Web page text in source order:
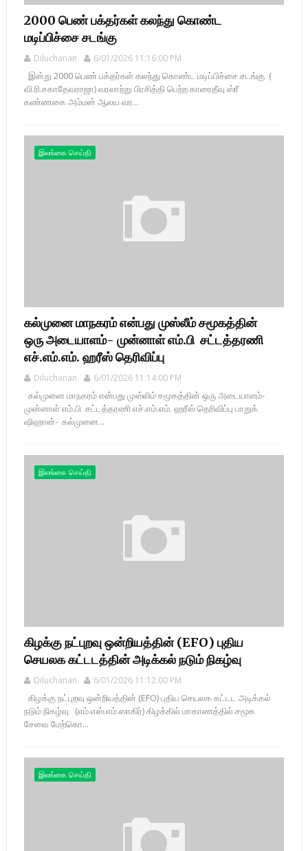
2000 பெண் பக்தர்கள் கலந்து கொண்ட
மடிப்பிச்சை சடங்கு
Diluchanan 6/01/2026 11:16:00 PM
இன்று 2000 பெண் பக்தர்கள் கலந்து கொண்ட மடிப்பிச்சை சடங்கு (
வி.ரி.சகாதேவராஜா) வரலாற்று பிரசித்தி பெற்ற காரைதீவு ஸ்ரீ
கண்ணகை அம்மன் ஆலய வர...
இலங்கை செய்தி
கல்முனை மாநகரம் என்பது முஸ்லீம் சமூகத்தின்
ஒரு அடையாளம்- முன்னாள் எம்.பி சட்டத்தரணி
எச்.எம்.எம். ஹரீஸ் தெரிவிப்பு
Diluchanan 6/01/2026 11:14:00 PM
கல்முனை மாநகரம் என்பது முஸ்லிம் சமூகத்தின் ஒரு அடையாளம்-
முன்னாள் எம்.பி சட்டத்தரணி எச்.எம்.எம். ஹரீஸ் தெரிவிப்பு பாறுக்
ஷிஹான்- கல்முனை...
இலங்கை செய்தி
கிழக்கு நட்புறவு ஒன்றியத்தின் (EFO) புதிய
செயலக கட்டடத்தின் அடிக்கல் நடும் நிகழ்வு
Diluchanan 6/01/2026 11:12:00 PM
கிழக்கு நட்புறவு ஒன்றியத்தின் (EFO) புதிய செயலக கட்டட அடிக்கல்
நடும் நிகழ்வு (எம்.எஸ்.எம்.ஸாகிர்) கிழக்கில் மாகாணத்தில் சமூக
சேவை மேற்கொ...
இலங்கை செய்தி